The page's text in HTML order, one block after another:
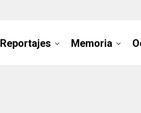
Reportajes Memoria